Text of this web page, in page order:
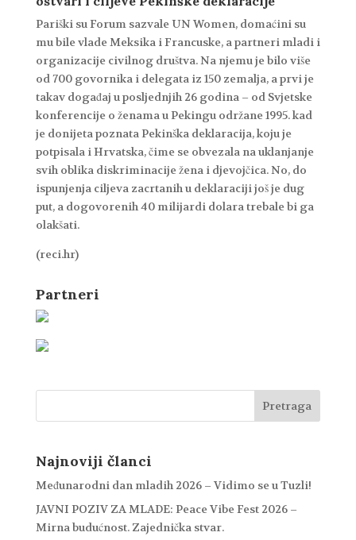
Pariški su Forum sazvale UN Women, domaćini su
mu bile vlade Meksika i Francuske, a partneri mladi i
organizacije civilnog društva. Na njemu je bilo više
od 700 govornika i delegata iz 150 zemalja, a prvi je
takav događaj u posljednjih 26 godina – od Svjetske
konferencije o ženama u Pekingu održane 1995. kad
je donijeta poznata Pekinška deklaracija, koju je
potpisala i Hrvatska, čime se obvezala na uklanjanje
svih oblika diskriminacije žena i djevojčica. No, do
ispunjenja ciljeva zacrtanih u deklaraciji još je dug
put, a dogovorenih 40 milijardi dolara trebale bi ga
olakšati.
(reci.hr)
Partneri
Najnoviji članci
Međunarodni dan mladih 2026 – Vidimo se u Tuzli!
JAVNI POZIV ZA MLADE: Peace Vibe Fest 2026 –
Mirna budućnost. Zajednička stvar.